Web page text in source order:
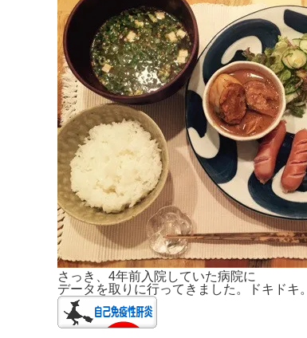
さっき、4年前入院していた病院に
データを取りに行ってきました。ドキドキ。